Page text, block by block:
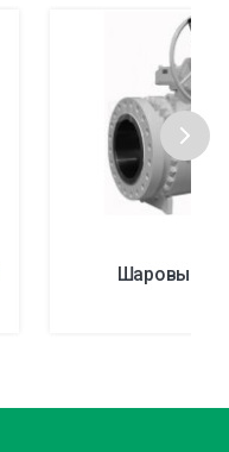
Шаровые